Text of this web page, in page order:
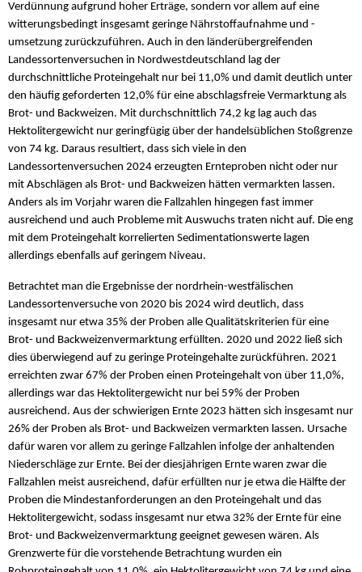
Verdünnung aufgrund hoher Erträge, sondern vor allem auf eine
witterungsbedingt insgesamt geringe Nährstoffaufnahme und -
umsetzung zurückzuführen. Auch in den länderübergreifenden
Landessortenversuchen in Nordwestdeutschland lag der
durchschnittliche Proteingehalt nur bei 11,0% und damit deutlich unter
den häufig geforderten 12,0% für eine abschlagsfreie Vermarktung als
Brot- und Backweizen. Mit durchschnittlich 74,2 kg lag auch das
Hektolitergewicht nur geringfügig über der handelsüblichen Stoßgrenze
von 74 kg. Daraus resultiert, dass sich viele in den
Landessortenversuchen 2024 erzeugten Ernteproben nicht oder nur
mit Abschlägen als Brot- und Backweizen hätten vermarkten lassen.
Anders als im Vorjahr waren die Fallzahlen hingegen fast immer
ausreichend und auch Probleme mit Auswuchs traten nicht auf. Die eng
mit dem Proteingehalt korrelierten Sedimentationswerte lagen
allerdings ebenfalls auf geringem Niveau.
Betrachtet man die Ergebnisse der nordrhein-westfälischen
Landessortenversuche von 2020 bis 2024 wird deutlich, dass
insgesamt nur etwa 35% der Proben alle Qualitätskriterien für eine
Brot- und Backweizenvermarktung erfüllten. 2020 und 2022 ließ sich
dies überwiegend auf zu geringe Proteingehalte zurückführen. 2021
erreichten zwar 67% der Proben einen Proteingehalt von über 11,0%,
allerdings war das Hektolitergewicht nur bei 59% der Proben
ausreichend. Aus der schwierigen Ernte 2023 hätten sich insgesamt nur
26% der Proben als Brot- und Backweizen vermarkten lassen. Ursache
dafür waren vor allem zu geringe Fallzahlen infolge der anhaltenden
Niederschläge zur Ernte. Bei der diesjährigen Ernte waren zwar die
Fallzahlen meist ausreichend, dafür erfüllten nur je etwa die Hälfte der
Proben die Mindestanforderungen an den Proteingehalt und das
Hektolitergewicht, sodass insgesamt nur etwa 32% der Ernte für eine
Brot- und Backweizenvermarktung geeignet gewesen wären. Als
Grenzwerte für die vorstehende Betrachtung wurden ein